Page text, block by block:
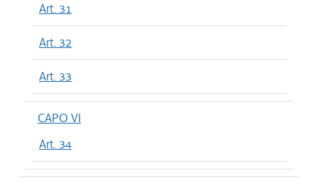
Art. 31
Art. 32
Art. 33
CAPO VI
Art. 34